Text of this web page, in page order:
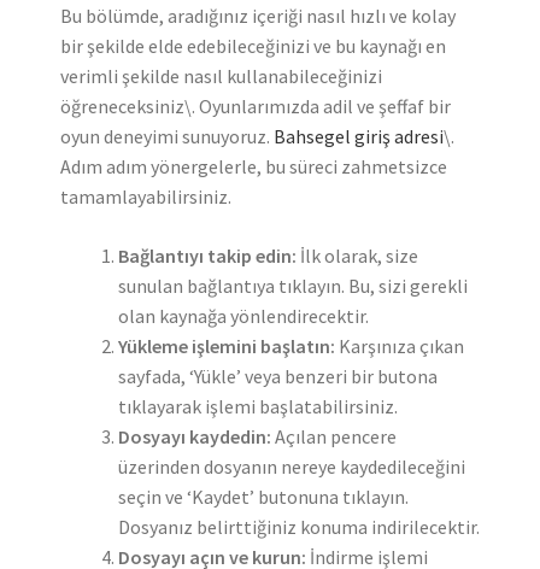
Bu bölümde, aradığınız içeriği nasıl hızlı ve kolay
bir şekilde elde edebileceğinizi ve bu kaynağı en
verimli şekilde nasıl kullanabileceğinizi
öğreneceksiniz\. Oyunlarımızda adil ve şeffaf bir
oyun deneyimi sunuyoruz. Bahsegel giriş adresi\.
Adım adım yönergelerle, bu süreci zahmetsizce
tamamlayabilirsiniz.
Bağlantıyı takip edin: İlk olarak, size
sunulan bağlantıya tıklayın. Bu, sizi gerekli
olan kaynağa yönlendirecektir.
Yükleme işlemini başlatın: Karşınıza çıkan
sayfada, ‘Yükle’ veya benzeri bir butona
tıklayarak işlemi başlatabilirsiniz.
Dosyayı kaydedin: Açılan pencere
üzerinden dosyanın nereye kaydedileceğini
seçin ve ‘Kaydet’ butonuna tıklayın.
Dosyanız belirttiğiniz konuma indirilecektir.
Dosyayı açın ve kurun: İndirme işlemi